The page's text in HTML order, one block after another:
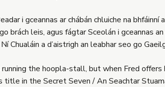
i gceannas ar chábán chluiche na bhfáinní
brách leis, agus fágtar Sceolán i gceannas
Chualáin a d’aistrigh an leabhar seo go
the hoopla-stall, but when Fred
title in the Secret Seven / An Seachtar